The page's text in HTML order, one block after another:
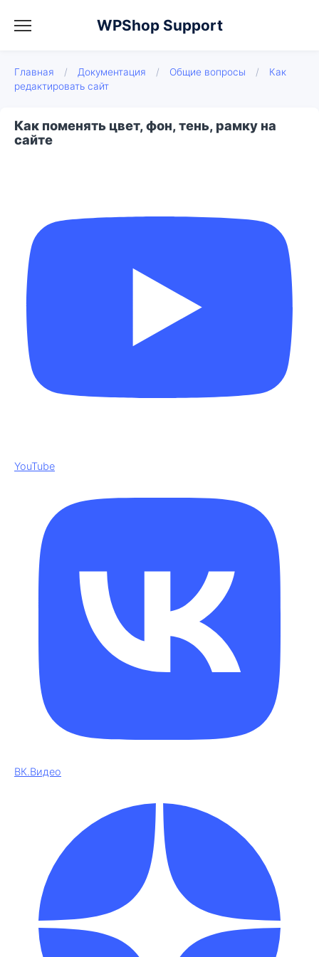
WPShop Support
Главная / Документация / Общие вопросы /
Как
редактировать сайт
Как поменять цвет, фон, тень, рамку на
сайте
YouTube
ВК.Видео